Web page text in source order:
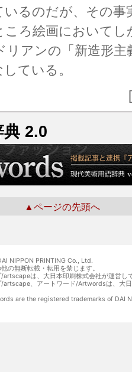
いるのだが、その事
ころ絵画においてし
アンの「 新造形主
ている。
典 2.0
▲ページの先頭へ
NIPPON PRINTING Co., Ltd.
の無断転載・転用を禁じます。
/artscapeは、大日本印刷株式会社が運営し
/artscape、アートワード/Artwordsは、大
are the registered trademarks of DAI